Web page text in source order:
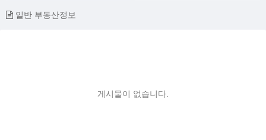
일반 부동산정보
게시물이 없습니다.